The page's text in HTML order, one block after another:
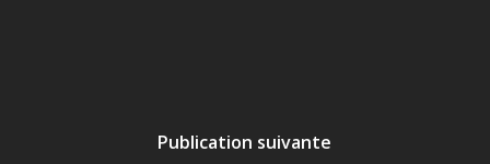
Publication suivante